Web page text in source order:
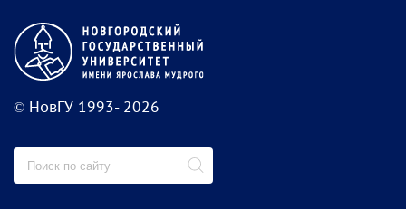
© НовГУ 1993- 2026